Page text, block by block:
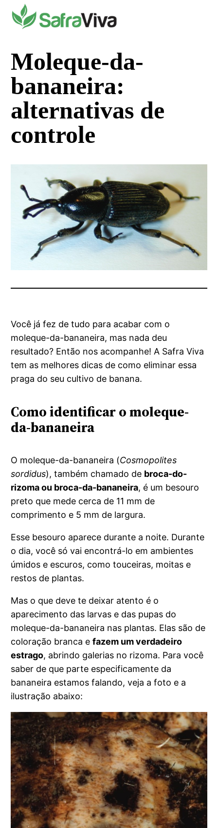
para
Moleque-da-
bananeira:
alternativas de
controle
Você já fez de tudo para acabar com o
moleque-da-bananeira, mas nada deu
resultado? Então nos acompanhe! A Safra Viva
tem as melhores dicas de como eliminar essa
praga do seu cultivo de banana.
Como identificar o moleque-
da-bananeira
O moleque-da-bananeira (Cosmopolites
sordidus), também chamado de broca-do-
rizoma ou broca-da-bananeira, é um besouro
preto que mede cerca de 11 mm de
comprimento e 5 mm de largura.
Esse besouro aparece durante a noite. Durante
o dia, você só vai encontrá-lo em ambientes
úmidos e escuros, como touceiras, moitas e
restos de plantas.
Mas o que deve te deixar atento é o
aparecimento das larvas e das pupas do
moleque-da-bananeira nas plantas. Elas são de
coloração branca efazem um verdadeiro
estrago, abrindo galerias no rizoma. Para você
saber de que parte especificamente da
bananeira estamos falando, veja a foto e a
ilustração abaixo: